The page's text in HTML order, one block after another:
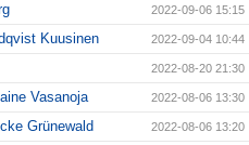
2022-09-06 15:15
Kuusinen 2022-09-04 10:44
2022-08-20 21:30
Vasanoja 2022-08-06 13:30
Grünewald 2022-08-06 13:20